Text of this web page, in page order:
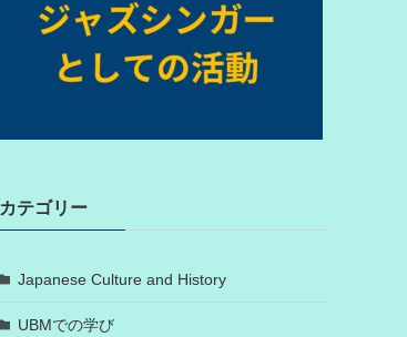
カテゴリー
Japanese Culture and History
UBMでの学び